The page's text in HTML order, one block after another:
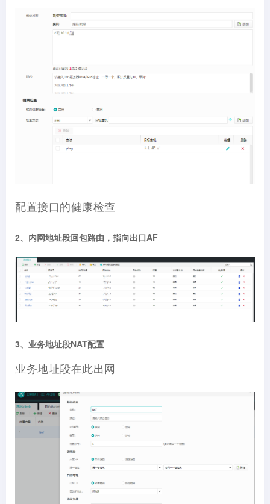
配置接口的健康检查
2、内网地址段回包路由，指向出口AF
3、业务地址段NAT配置
业务地址段在此出网